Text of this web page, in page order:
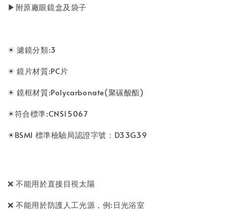
▶附原廠眼鏡盒及袋子
☀ 濾鏡分類:3
☀ 鏡片材質:PC片
☀ 鏡框材質:Polycarbonate(聚碳酸酯)
☀符合標準:CNS15067
☀BSMI 標準檢驗局認證字號：D33G39
❌ 不能用於直接目視太陽
❌ 不能用於防護人工光源，例:日光浴室